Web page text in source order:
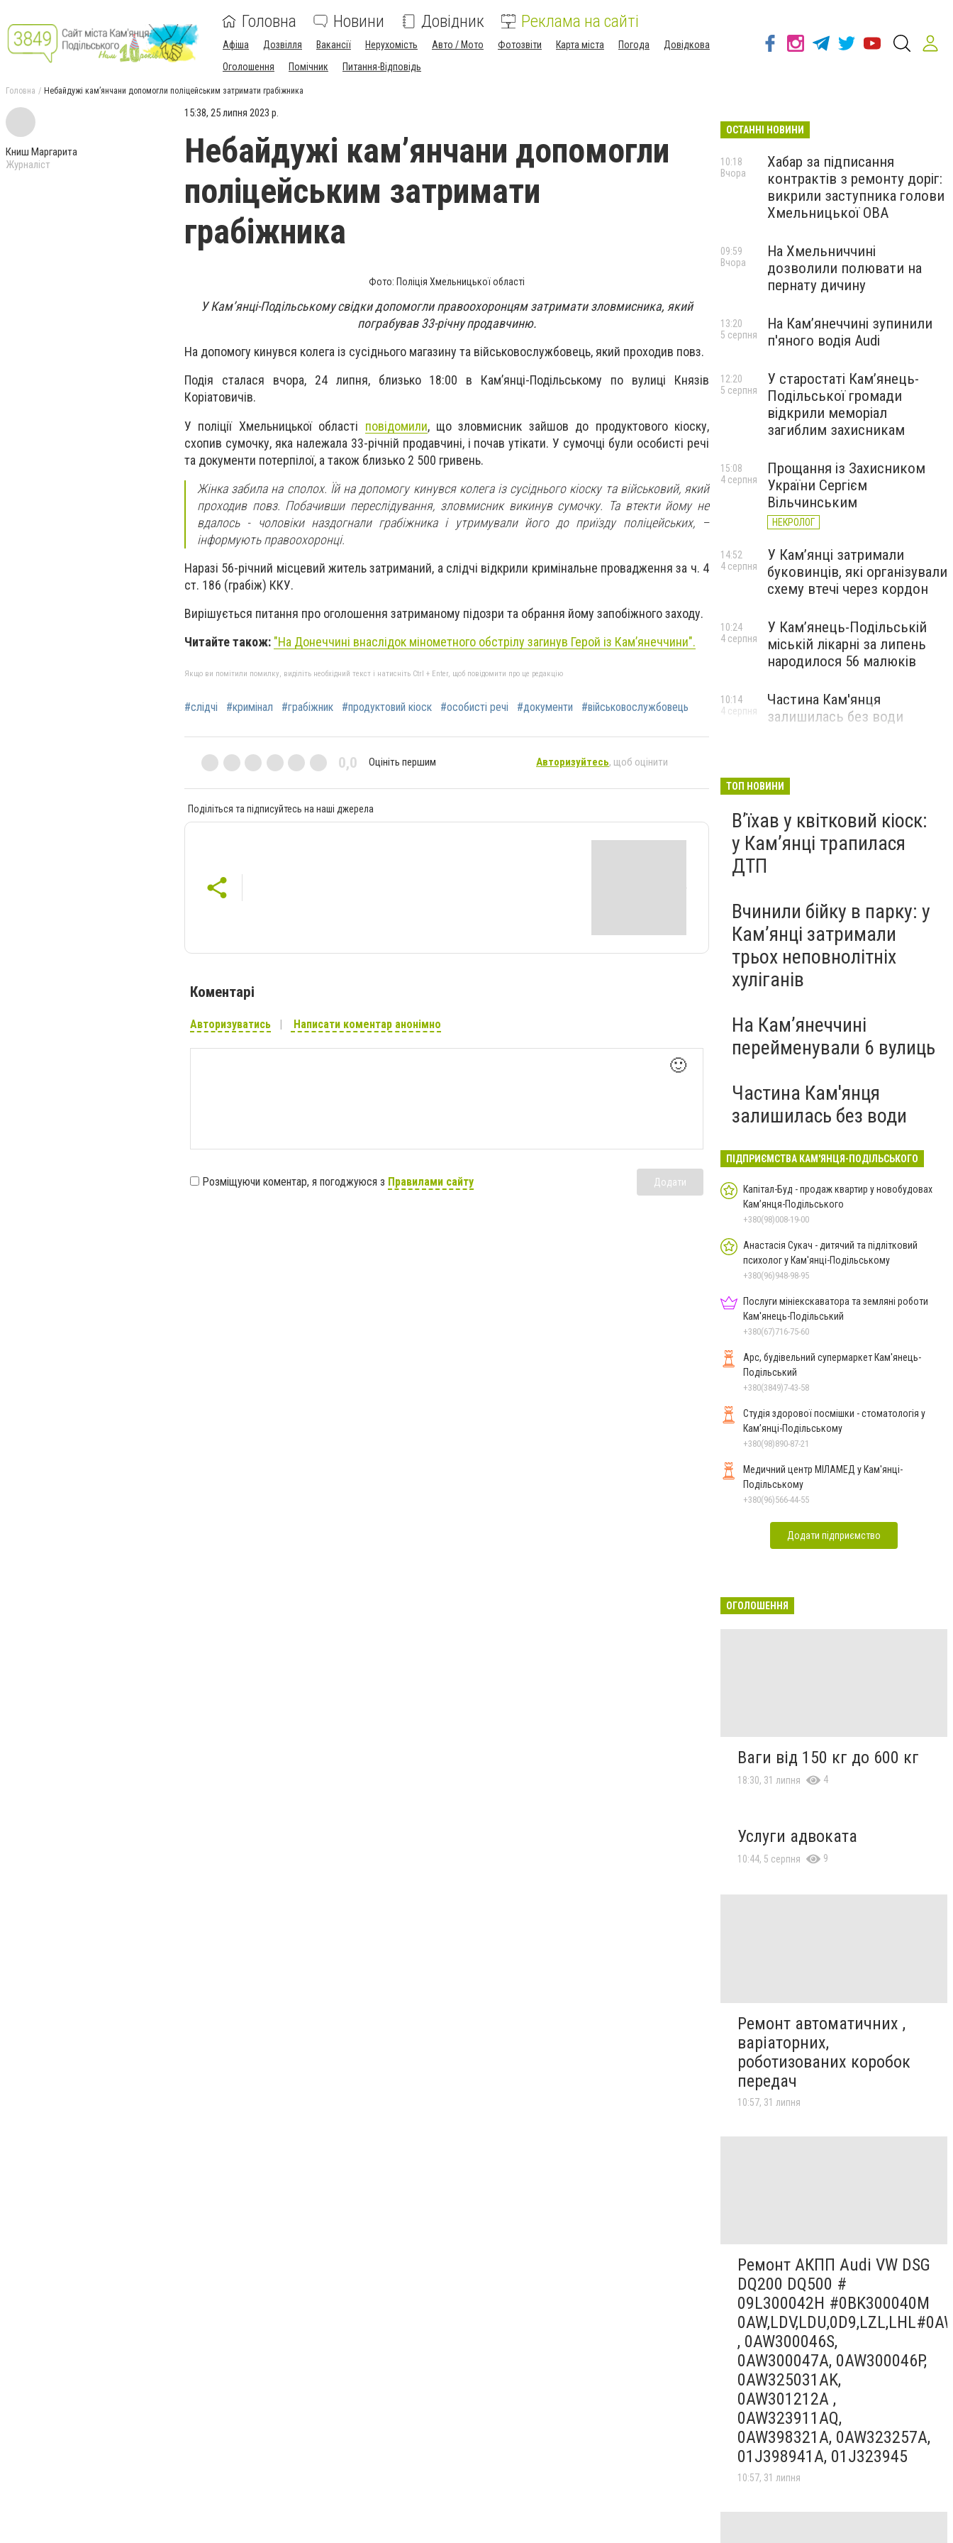
Головна Новини Довідник Реклама на сайті
Афіша Дозвілля Вакансії Нерухомість Авто / Мото Фотозвіти Карта міста Погода
Довідкова
Оголошення
Помічник Питання-Відповідь
Головна Небайдужі кам’янчани допомогли поліцейським затримати грабіжника
Книш Маргарита
Журналіст
15:38, 25 липня 2023 р.
Небайдужі кам’янчани допомогли
поліцейським затримати
грабіжника
Фото: Поліція Хмельницької області
У Кам’янці-Подільському свідки допомогли правоохоронцям затримати зловмисника, який
пограбував 33-річну продавчиню.
На допомогу кинувся колега із сусіднього магазину та військовослужбовець, який проходив повз.
Подія сталася вчора, 24 липня, близько 18:00 в Кам’янці-Подільському по вулиці Князів
Коріатовичів.
У поліції Хмельницької області повідомили, що зловмисник зайшов до продуктового кіоску,
схопив сумочку, яка належала 33-річній продавчині, і почав утікати. У сумочці були особисті речі
та документи потерпілої, а також близько 2 500 гривень.
Жінка забила на сполох. Їй на допомогу кинувся колега із сусіднього кіоску та військовий, який
проходив повз. Побачивши переслідування, зловмисник викинув сумочку. Та втекти йому не
вдалось - чоловіки наздогнали грабіжника і утримували його до приїзду поліцейських, –
інформують правоохоронці.
Наразі 56-річний місцевий житель затриманий, а слідчі відкрили кримінальне провадження за ч. 4
ст. 186 (грабіж) ККУ.
Вирішується питання про оголошення затриманому підозри та обрання йому запобіжного заходу.
Читайте також: "На Донеччині внаслідок мінометного обстрілу загинув Герой із Кам’янеччини".
Якщо ви помітили помилку, виділіть необхідний текст і натисніть Ctrl + Enter, щоб повідомити про це редакцію
#слідчі #кримінал #грабіжник #продуктовий кіоск #особисті речі #документи #військовослужбовець
0,0 Оцініть першим Авторизуйтесь, щоб оцінити
Поділіться та підписуйтесь на наші джерела
Коментарі
Авторизуватись Написати коментар анонімно
🙂
Розміщуючи коментар, я погоджуюся з Правилами сайту Додати
ОСТАННІ НОВИНИ
Хабар за підписання
контрактів з ремонту доріг:
викрили заступника голови
Хмельницької ОВА
10:18
Вчора
На Хмельниччині
дозволили полювати на
пернату дичину
09:59
Вчора
На Камʼянеччині зупинили
п'яного водія Audi
13:20
5 серпня
У старостаті Кам’янець-
Подільської громади
відкрили меморіал
загиблим захисникам
12:20
5 серпня
Прощання із Захисником
України Сергієм
Вільчинським
НЕКРОЛОГ
15:08
4 серпня
У Кам’янці затримали
буковинців, які організували
схему втечі через кордон
14:52
4 серпня
У Кам’янець-Подільській
міській лікарні за липень
народилося 56 малюків
10:24
4 серпня
Частина Кам'янця
залишилась без води
10:14
4 серпня
ТОП НОВИНИ
Вʼїхав у квітковий кіоск:
у Камʼянці трапилася
ДТП
Вчинили бійку в парку: у
Кам’янці затримали
трьох неповнолітніх
хуліганів
На Камʼянеччині
перейменували 6 вулиць
Частина Кам'янця
залишилась без води
ПІДПРИЄМСТВА КАМ'ЯНЦЯ-ПОДІЛЬСЬКОГО
Капітал-Буд - продаж квартир у новобудовах
Кам’янця-Подільського
+380(98)008-19-00
Анастасія Сукач - дитячий та підлітковий
психолог у Кам'янці-Подільському
+380(96)948-98-95
Послуги мініекскаватора та земляні роботи
Кам'янець-Подільський
+380(67)716-75-60
Арс, будівельний супермаркет Кам'янець-
Подільський
+380(3849)7-43-58
Студія здорової посмішки - стоматологія у
Кам’янці-Подільському
+380(98)890-87-21
Медичний центр МІЛАМЕД у Кам'янці-
Подільському
+380(96)566-44-55
Додати підприємство
ОГОЛОШЕННЯ
Ваги від 150 кг до 600 кг
18:30, 31 липня 4
Услуги адвоката
10:44, 5 серпня 9
Ремонт автоматичних ,
варіаторних,
роботизованих коробок
передач
10:57, 31 липня
Ремонт АКПП Audi VW DSG
DQ200 DQ500 #
09L300042H #0BK300040M
, 0AW300046S,
0AW300047A, 0AW300046P,
0AW325031AK,
0AW301212A ,
0AW323911AQ,
0AW398321A, 0AW323257A,
01J398941A, 01J323945
10:57, 31 липня